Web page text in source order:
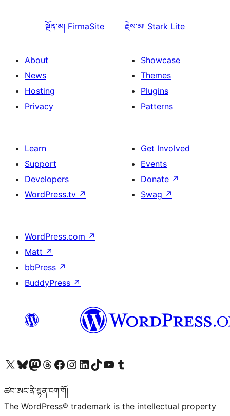
སྔོན་མ། FirmaSite རྗེས་མ། Stark Lite
About
News
Hosting
Privacy
Showcase
Themes
Plugins
Patterns
Learn
Support
Developers
WordPress.tv ↗
Get Involved
Events
Donate ↗
Swag ↗
WordPress.com ↗
Matt ↗
bbPress ↗
BuddyPress ↗
Visit our X (formerly Twitter) account
Visit our Bluesky account
Visit our Mastodon account
Visit our Threads account
Visit our Facebook page
Visit our Instagram account
Visit our LinkedIn account
Visit our TikTok account
Visit our YouTube channel
Visit our Tumblr account
ཚབ་ཨང་ནི་སྙན་ངག་གོ།
The WordPress® trademark is the intellectual property